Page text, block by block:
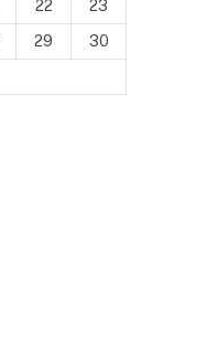
22
23
29
30